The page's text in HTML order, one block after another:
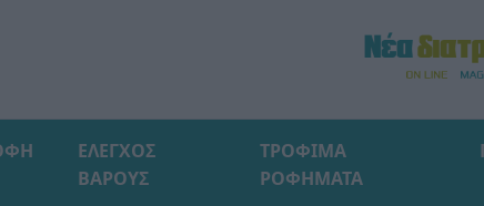
ΕΛΕΓΧΟΣ
ΒΑΡΟΥΣ
ΤΡΟΦΙΜΑ
ΡΟΦΗΜΑΤΑ